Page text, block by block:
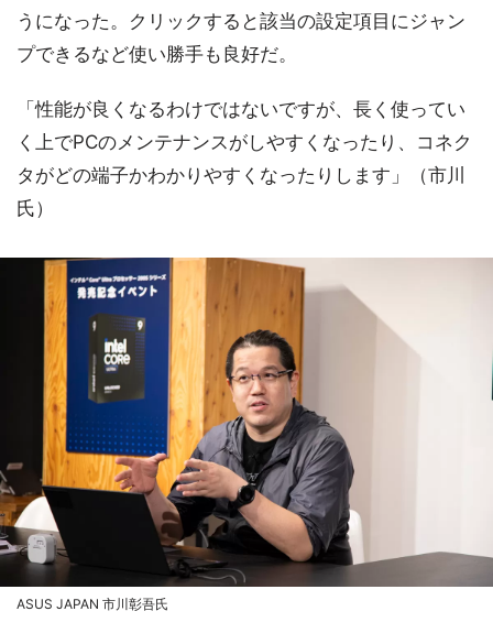
うになった。クリックすると該当の設定項目にジャン
プできるなど使い勝手も良好だ。
「性能が良くなるわけではないですが、長く使ってい
く上でPCのメンテナンスがしやすくなったり、コネク
タがどの端子かわかりやすくなったりします」（市川
氏）
ASUS JAPAN 市川彰吾氏